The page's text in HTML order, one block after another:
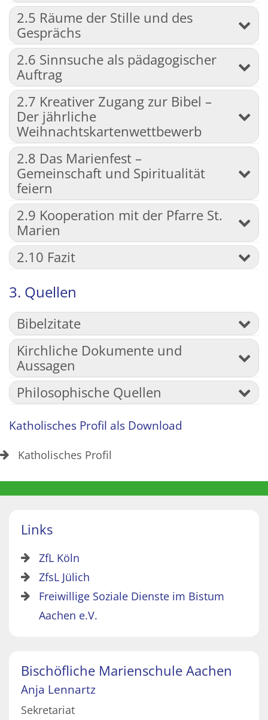
2.5 Räume der Stille und des
Gesprächs
2.6 Sinnsuche als pädagogischer
Auftrag
2.7 Kreativer Zugang zur Bibel –
Der jährliche
Weihnachtskartenwettbewerb
2.8 Das Marienfest –
Gemeinschaft und Spiritualität
feiern
2.9 Kooperation mit der Pfarre St.
Marien
2.10 Fazit
3. Quellen
Bibelzitate
Kirchliche Dokumente und
Aussagen
Philosophische Quellen
Katholisches Profil als Download
Katholisches Profil
Links
ZfL Köln
ZfsL Jülich
Freiwillige Soziale Dienste im Bistum
Aachen e.V.
Bischöfliche Marienschule Aachen
Anja Lennartz
Sekretariat